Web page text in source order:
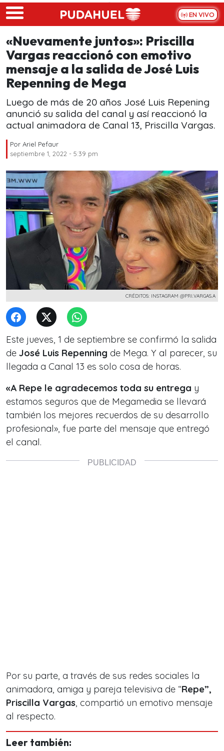
Skip to main content
EN VIVO
«Nuevamente juntos»: Priscilla
Vargas reaccionó con emotivo
mensaje a la salida de José Luis
Repenning de Mega
Luego de más de 20 años José Luis Repening
anunció su salida del canal y así reaccionó la
actual animadora de Canal 13, Priscilla Vargas.
Por Ariel Pefaur
septiembre 1, 2022 - 5:39 pm
CRÉDITOS: INSTAGRAM @PRI.VARGAS.A
Este jueves, 1 de septiembre se confirmó la salida
de José Luis Repenning de Mega. Y al parecer, su
llegada a Canal 13 es solo cosa de horas.
«A Repe le agradecemos toda su entrega y
estamos seguros que de Megamedia se llevará
también los mejores recuerdos de su desarrollo
profesional», fue parte del mensaje que entregó
el canal.
Por su parte, a través de sus redes sociales la
animadora, amiga y pareja televisiva de “Repe”,
Priscilla Vargas, compartió un emotivo mensaje
al respecto.
Leer también: